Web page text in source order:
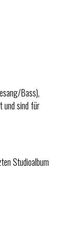
Bass),
und sind für
Studioalbum